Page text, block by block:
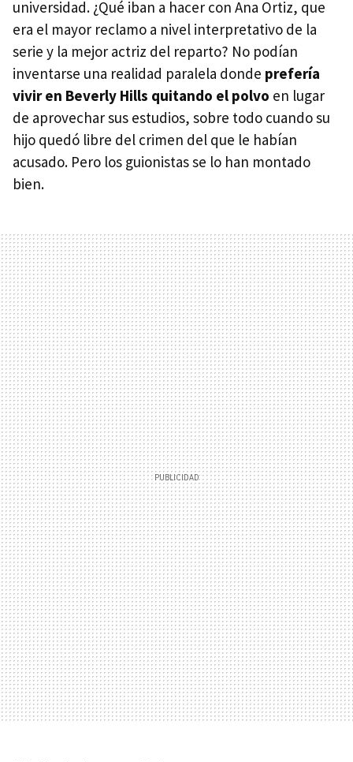
universidad. ¿Qué iban a hacer con Ana Ortiz, que
era el mayor reclamo a nivel interpretativo de la
serie y la mejor actriz del reparto? No podían
inventarse una realidad paralela donde prefería
vivir en Beverly Hills quitando el polvo en lugar
de aprovechar sus estudios, sobre todo cuando su
hijo quedó libre del crimen del que le habían
acusado. Pero los guionistas se lo han montado
bien.